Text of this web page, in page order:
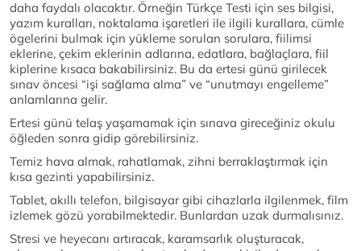
daha faydalı olacaktır. Örneğin Türkçe Testi için ses bilgisi,
yazım kuralları, noktalama işaretleri ile ilgili kurallara, cümle
ögelerini bulmak için yükleme sorulan sorulara, fiilimsi
eklerine, çekim eklerinin adlarına, edatlara, bağlaçlara, fiil
kiplerine kısaca bakabilirsiniz. Bu da ertesi günü girilecek
sınav öncesi “işi sağlama alma” ve “unutmayı engelleme”
anlamlarına gelir.
Ertesi günü telaş yaşamamak için sınava gireceğiniz okulu
öğleden sonra gidip görebilirsiniz.
Temiz hava almak, rahatlamak, zihni berraklaştırmak için
kısa gezinti yapabilirsiniz.
Tablet, akıllı telefon, bilgisayar gibi cihazlarla ilgilenmek, film
izlemek gözü yorabilmektedir. Bunlardan uzak durmalısınız.
Stresi ve heyecanı artıracak, karamsarlık oluşturacak,